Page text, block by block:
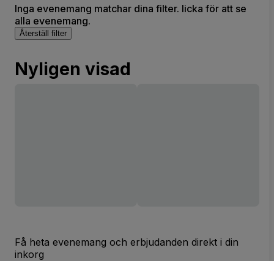
Inga evenemang matchar dina filter. licka för att se
alla evenemang.
Återställ filter
Nyligen visad
Få heta evenemang och erbjudanden direkt i din
inkorg